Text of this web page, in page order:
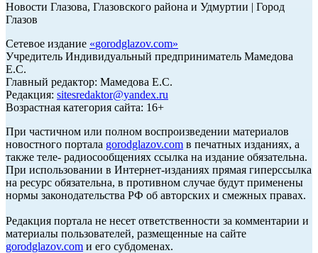
Новости Глазова, Глазовского района и Удмуртии | Город
Глазов
Сетевое издание «gorodglazov.com»
Учредитель Индивидуальный предприниматель Мамедова
Е.С.
Главный редактор: Мамедова Е.С.
Редакция: sitesredaktor@yandex.ru
Возрастная категория сайта: 16+
При частичном или полном воспроизведении материалов
новостного портала gorodglazov.com в печатных изданиях, а
также теле- радиосообщениях ссылка на издание обязательна.
При использовании в Интернет-изданиях прямая гиперссылка
на ресурс обязательна, в противном случае будут применены
нормы законодательства РФ об авторских и смежных правах.
Редакция портала не несет ответственности за комментарии и
материалы пользователей, размещенные на сайте
gorodglazov.com и его субдоменах.